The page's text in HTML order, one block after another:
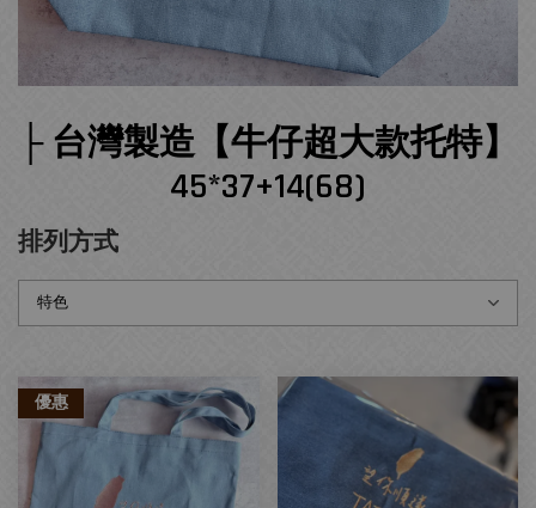
├ 台灣製造【牛仔超大款托特】
45*37+14(68)
排列方式
優惠